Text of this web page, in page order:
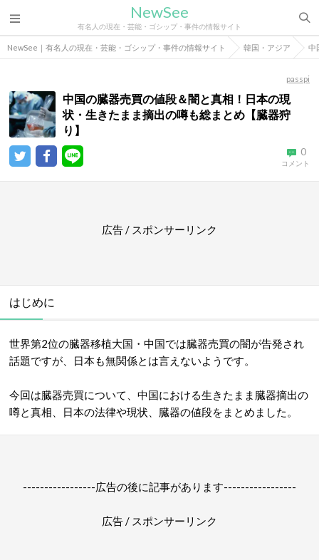
NewSee
有名人の現在・芸能・ゴシップ・事件の情報サイト
NewSee｜有名人の現在・芸能・ゴシップ・事件の情報サイト 韓国・アジア 中
passpi
中国の臓器売買の値段＆闇と真相！日本の現
状・生きたまま摘出の噂も総まとめ【臓器狩
り】
0
コメント
広告 / スポンサーリンク
はじめに
世界第2位の臓器移植大国・中国では臓器売買の闇が告発され
話題ですが、日本も無関係とは言えないようです。
今回は臓器売買について、中国における生きたまま臓器摘出の
噂と真相、日本の法律や現状、臓器の値段をまとめました。
-----------------広告の後に記事があります-----------------
広告 / スポンサーリンク